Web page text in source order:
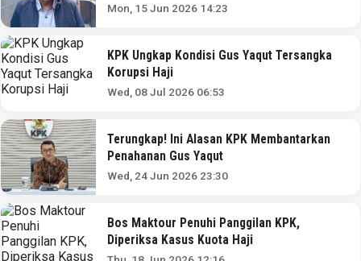
Mon, 15 Jun 2026 14:23
KPK Ungkap Kondisi Gus Yaqut Tersangka
Korupsi Haji
Wed, 08 Jul 2026 06:53
Terungkap! Ini Alasan KPK Membantarkan
Penahanan Gus Yaqut
Wed, 24 Jun 2026 23:30
Bos Maktour Penuhi Panggilan KPK,
Diperiksa Kasus Kuota Haji